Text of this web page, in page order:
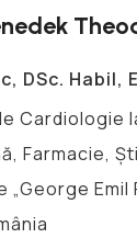
DSc. Habil,
Cardiologie
Farmacie,
„George Emil